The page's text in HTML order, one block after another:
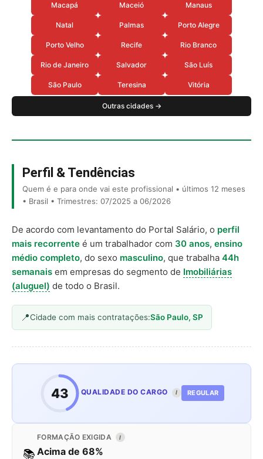
Macapá Maceió Manaus
Natal Palmas Porto Alegre
Porto Velho Recife Rio Branco
Rio de Janeiro Salvador São Luís
São Paulo Teresina Vitória
Outras cidades →
Perfil & Tendências
Quem é e para onde vai este profissional • últimos 12 meses
• Brasil • Trimestres: 07/2025 a 06/2026
De acordo com levantamento do Portal Salário, o perfil
mais recorrente é um trabalhador com 30 anos, ensino
médio completo, do sexo masculino, que trabalha 44h
semanais em empresas do segmento de Imobiliárias
(aluguel) de todo o Brasil.
Cidade com mais contratações:São Paulo, SP
43 QUALIDADE DO CARGO I REGULAR
📚
FORMAÇÃO EXIGIDA I
Acima de 68%